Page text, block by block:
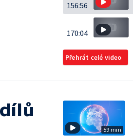
156:56
170:04
Přehrát celé video
59 min